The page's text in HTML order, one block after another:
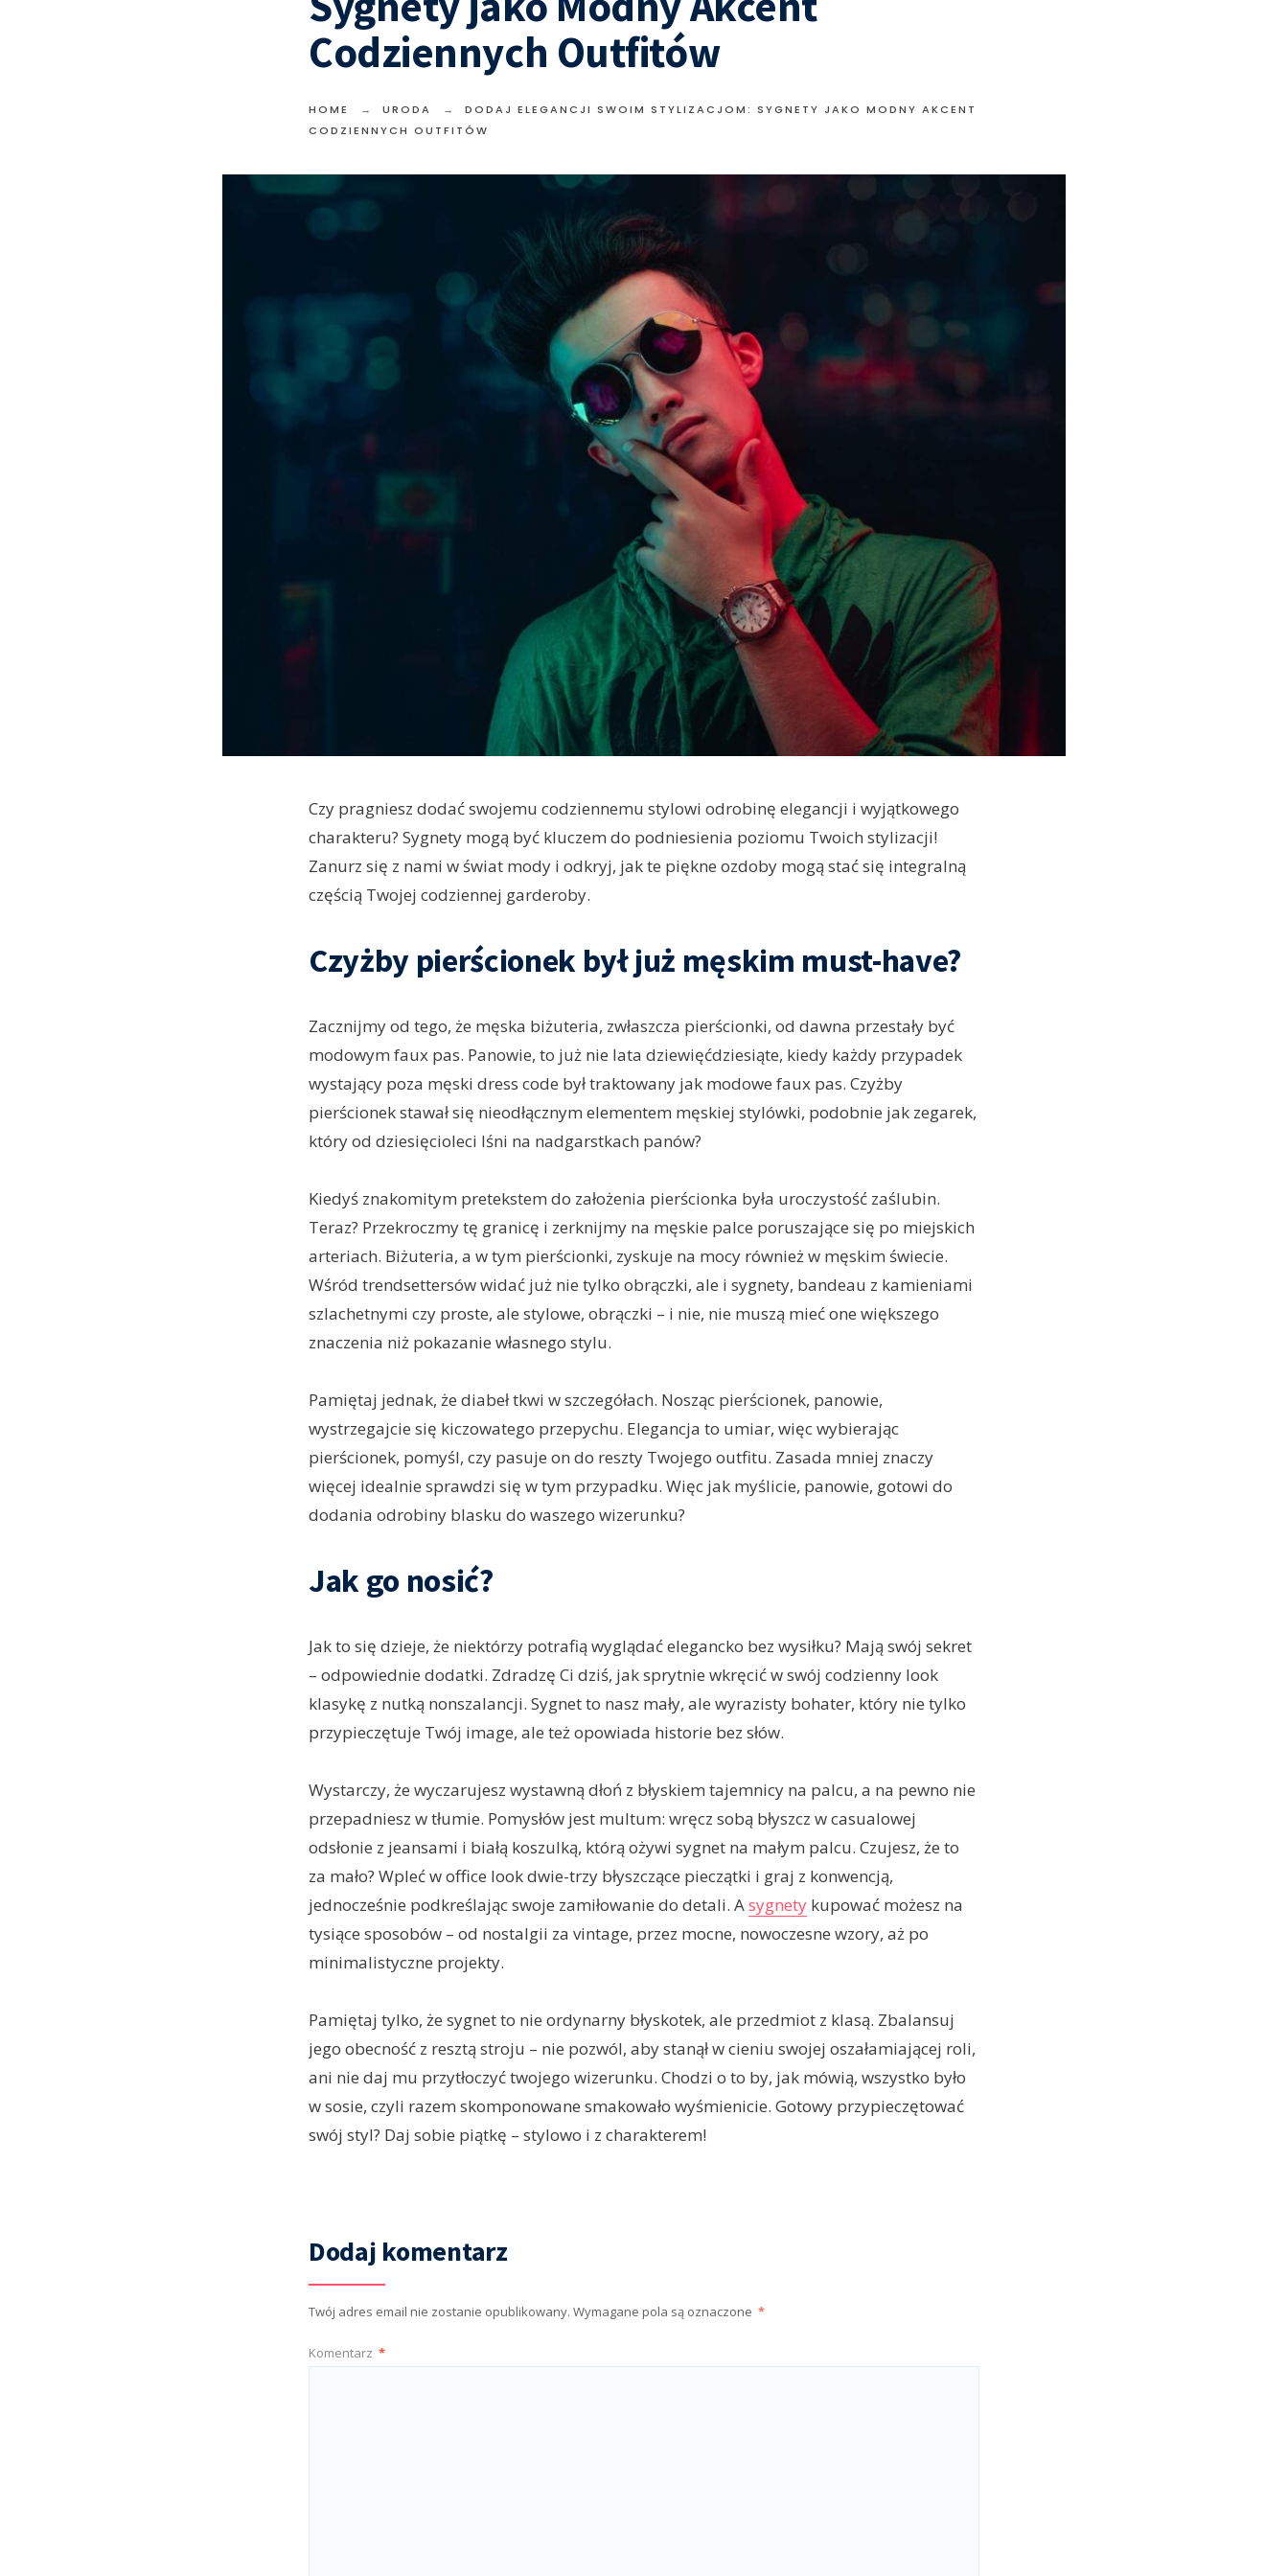
Codziennych Outfitów
HOME URODA
DODAJ ELEGANCJI SWOIM STYLIZACJOM: SYGNETY JAKO MODNY AKCENT
CODZIENNYCH OUTFITÓW
Czy pragniesz dodać swojemu codziennemu stylowi odrobinę elegancji i wyjątkowego
charakteru? Sygnety mogą być kluczem do podniesienia poziomu Twoich stylizacji!
Zanurz się z nami w świat mody i odkryj, jak te piękne ozdoby mogą stać się integralną
częścią Twojej codziennej garderoby.
Czyżby pierścionek był już męskim must-have?
Zacznijmy od tego, że męska biżuteria, zwłaszcza pierścionki, od dawna przestały być
modowym faux pas. Panowie, to już nie lata dziewięćdziesiąte, kiedy każdy przypadek
wystający poza męski dress code był traktowany jak modowe faux pas. Czyżby
pierścionek stawał się nieodłącznym elementem męskiej stylówki, podobnie jak zegarek,
który od dziesięcioleci lśni na nadgarstkach panów?
Kiedyś znakomitym pretekstem do założenia pierścionka była uroczystość zaślubin.
Teraz? Przekroczmy tę granicę i zerknijmy na męskie palce poruszające się po miejskich
arteriach. Biżuteria, a w tym pierścionki, zyskuje na mocy również w męskim świecie.
Wśród trendsettersów widać już nie tylko obrączki, ale i sygnety, bandeau z kamieniami
szlachetnymi czy proste, ale stylowe, obrączki – i nie, nie muszą mieć one większego
znaczenia niż pokazanie własnego stylu.
Pamiętaj jednak, że diabeł tkwi w szczegółach. Nosząc pierścionek, panowie,
wystrzegajcie się kiczowatego przepychu. Elegancja to umiar, więc wybierając
pierścionek, pomyśl, czy pasuje on do reszty Twojego outfitu. Zasada mniej znaczy
więcej idealnie sprawdzi się w tym przypadku. Więc jak myślicie, panowie, gotowi do
dodania odrobiny blasku do waszego wizerunku?
Jak go nosić?
Jak to się dzieje, że niektórzy potrafią wyglądać elegancko bez wysiłku? Mają swój sekret
– odpowiednie dodatki. Zdradzę Ci dziś, jak sprytnie wkręcić w swój codzienny look
klasykę z nutką nonszalancji. Sygnet to nasz mały, ale wyrazisty bohater, który nie tylko
przypieczętuje Twój image, ale też opowiada historie bez słów.
Wystarczy, że wyczarujesz wystawną dłoń z błyskiem tajemnicy na palcu, a na pewno nie
przepadniesz w tłumie. Pomysłów jest multum: wręcz sobą błyszcz w casualowej
odsłonie z jeansami i białą koszulką, którą ożywi sygnet na małym palcu. Czujesz, że to
za mało? Wpleć w office look dwie-trzy błyszczące pieczątki i graj z konwencją,
jednocześnie podkreślając swoje zamiłowanie do detali. Asygnetykupować możesz na
tysiące sposobów – od nostalgii za vintage, przez mocne, nowoczesne wzory, aż po
minimalistyczne projekty.
Pamiętaj tylko, że sygnet to nie ordynarny błyskotek, ale przedmiot z klasą. Zbalansuj
jego obecność z resztą stroju – nie pozwól, aby stanął w cieniu swojej oszałamiającej roli,
ani nie daj mu przytłoczyć twojego wizerunku. Chodzi o to by, jak mówią, wszystko było
w sosie, czyli razem skomponowane smakowało wyśmienicie. Gotowy przypieczętować
swój styl? Daj sobie piątkę – stylowo i z charakterem!
Dodaj komentarz
Twój adres email nie zostanie opublikowany. Wymagane pola są oznaczone *
Komentarz *